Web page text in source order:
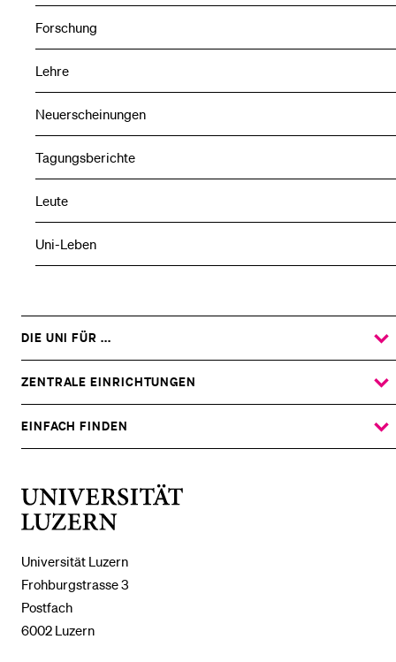
Forschung
Lehre
Neuerscheinungen
Tagungsberichte
Leute
Uni-Leben
Universität Luzern
Frohburgstrasse 3
Postfach
6002 Luzern
DIE UNI FÜR ...
DAS
UNTERMENÜ
ZENTRALE EINRICHTUNGEN
DAS
UNTERMENÜ
EINFACH FINDEN
DAS